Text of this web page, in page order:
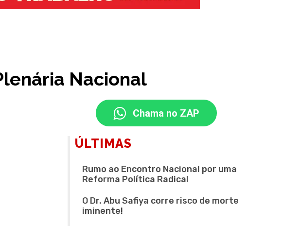
Nacional
Chama no ZAP
ÚLTIMAS
Rumo ao Encontro Nacional por uma
Reforma Política Radical
O Dr. Abu Safiya corre risco de morte
iminente!